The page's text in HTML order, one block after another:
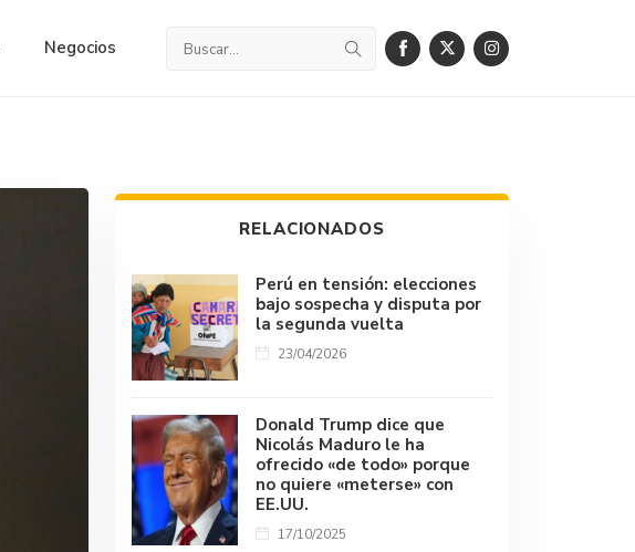
Negocios
RELACIONADOS
Perú en tensión: elecciones
bajo sospecha y disputa por
la segunda vuelta
23/04/2026
Donald Trump dice que
Nicolás Maduro le ha
ofrecido «de todo» porque
no quiere «meterse» con
EE.UU.
17/10/2025